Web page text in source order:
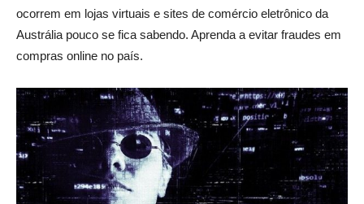
ocorrem em lojas virtuais e sites de comércio eletrônico da
Austrália pouco se fica sabendo. Aprenda a evitar fraudes em
compras online no país.